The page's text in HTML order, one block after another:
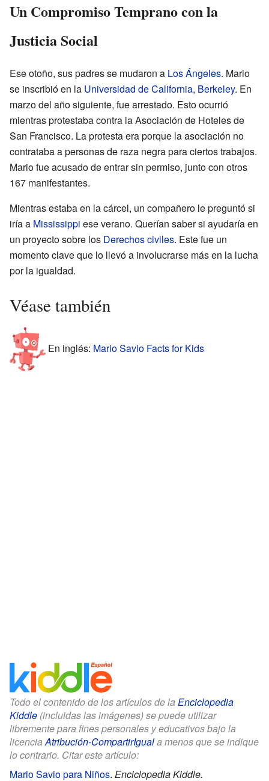
Un Compromiso Temprano con la
Justicia Social
Ese otoño, sus padres se mudaron a Los Ángeles. Mario
se inscribió en la Universidad de California, Berkeley. En
marzo del año siguiente, fue arrestado. Esto ocurrió
mientras protestaba contra la Asociación de Hoteles de
San Francisco. La protesta era porque la asociación no
contrataba a personas de raza negra para ciertos trabajos.
Mario fue acusado de entrar sin permiso, junto con otros
167 manifestantes.
Mientras estaba en la cárcel, un compañero le preguntó si
iría a Mississippi ese verano. Querían saber si ayudaría en
un proyecto sobre los Derechos civiles. Este fue un
momento clave que lo llevó a involucrarse más en la lucha
por la igualdad.
Véase también
En inglés: Mario Savio Facts for Kids
Todo el contenido de los artículos de la Enciclopedia
Kiddle (incluidas las imágenes) se puede utilizar
libremente para fines personales y educativos bajo la
licenciaAtribución-CompartirIguala menos que se indique
lo contrario. Citar este artículo:
Mario Savio para Niños. Enciclopedia Kiddle.